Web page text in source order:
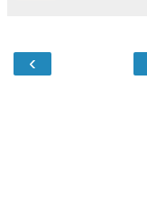
‹